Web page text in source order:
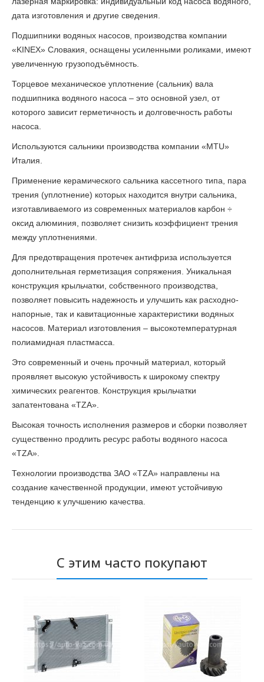
дата изготовления и другие сведения.
Подшипники водяных насосов, производства компании
«KINEX» Словакия, оснащены усиленными роликами, имеют
увеличенную грузоподъёмность.
Торцевое механическое уплотнение (сальник) вала
подшипника водяного насоса – это основной узел, от
которого зависит герметичность и долговечность работы
насоса.
Используются сальники производства компании «MTU»
Италия.
Применение керамического сальника кассетного типа, пара
трения (уплотнение) которых находится внутри сальника,
изготавливаемого из современных материалов карбон ÷
оксид алюминия, позволяет снизить коэффициент трения
между уплотнениями.
Для предотвращения протечек антифриза используется
дополнительная герметизация сопряжения. Уникальная
конструкция крыльчатки, собственного производства,
позволяет повысить надежность и улучшить как расходно-
напорные, так и кавитационные характеристики водяных
насосов. Материал изготовления – высокотемпературная
полиамидная пластмасса.
Это современный и очень прочный материал, который
проявляет высокую устойчивость к широкому спектру
химических реагентов. Конструкция крыльчатки
запатентована «TZA».
Высокая точность исполнения размеров и сборки позволяет
существенно продлить ресурс работы водяного насоса
«ТZА».
Технологии производства ЗАО «ТZА» направлены на
создание качественной продукции, имеют устойчивую
тенденцию к улучшению качества.
С этим часто покупают